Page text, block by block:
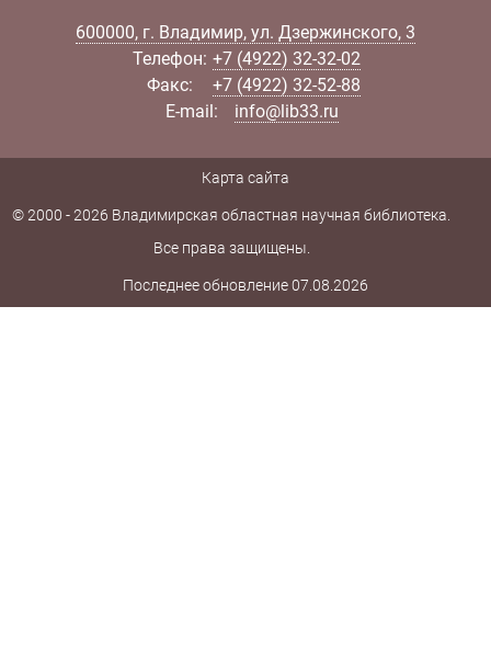
600000, г. Владимир, ул. Дзержинского, 3
Телефон: +7 (4922) 32-32-02
Факс:
+7 (4922) 32-52-88
E-mail:
info@lib33.ru
© 2000 - 2026 Владимирская областная научная библиотека.
Все права защищены.
Карта сайта
Последнее обновление 07.08.2026